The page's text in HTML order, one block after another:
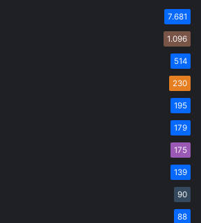
7.681
1.096
514
230
195
179
175
139
90
88